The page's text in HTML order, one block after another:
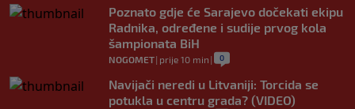
Poznato gdje će Sarajevo dočekati ekipu
Radnika, određene i sudije prvog kola
šampionata BiH
NOGOMET| prije 10 min | 0
Navijači neredi u Litvaniji: Torcida se
potukla u centru grada? (VIDEO)